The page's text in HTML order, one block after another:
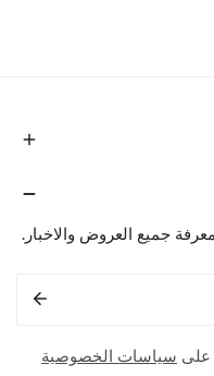
جميع العروض والاخبار.
على سياسات الخصوصية